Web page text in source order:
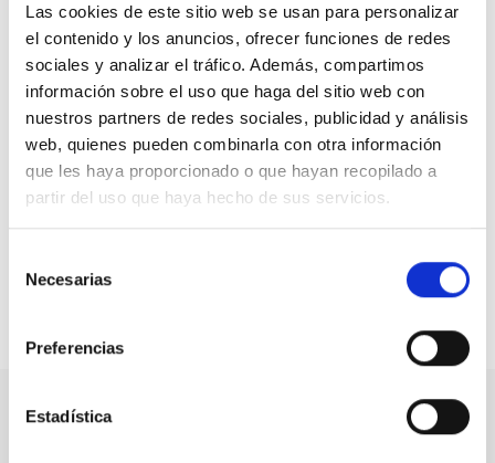
Las cookies de este sitio web se usan para personalizar
el contenido y los anuncios, ofrecer funciones de redes
sociales y analizar el tráfico. Además, compartimos
información sobre el uso que haga del sitio web con
nuestros partners de redes sociales, publicidad y análisis
web, quienes pueden combinarla con otra información
que les haya proporcionado o que hayan recopilado a
partir del uso que haya hecho de sus servicios.
Necesarias
Preferencias
Estadística
Las entidades representadas en CONACEE están
absolutamente comprometidas con la generación de
empleo sostenible y de calidad para las personas con
discapacidad, que requiere de la participación de todas
las entidades que conforman este sector. En este
sentido, los centros especiales de empleo de iniciativa
empresarial han demostrado su aportación con datos
objetivos al generar en los últimos 5 años una media de
más del 50% de los empleos de personas con